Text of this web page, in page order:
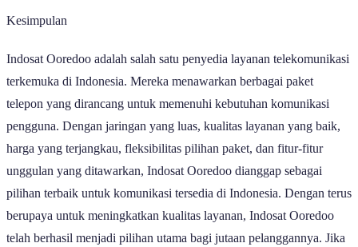
Kesimpulan
Indosat Ooredoo adalah salah satu penyedia layanan telekomunikasi
terkemuka di Indonesia. Mereka menawarkan berbagai paket
telepon yang dirancang untuk memenuhi kebutuhan komunikasi
pengguna. Dengan jaringan yang luas, kualitas layanan yang baik,
harga yang terjangkau, fleksibilitas pilihan paket, dan fitur-fitur
unggulan yang ditawarkan, Indosat Ooredoo dianggap sebagai
pilihan terbaik untuk komunikasi tersedia di Indonesia. Dengan terus
berupaya untuk meningkatkan kualitas layanan, Indosat Ooredoo
telah berhasil menjadi pilihan utama bagi jutaan pelanggannya. Jika